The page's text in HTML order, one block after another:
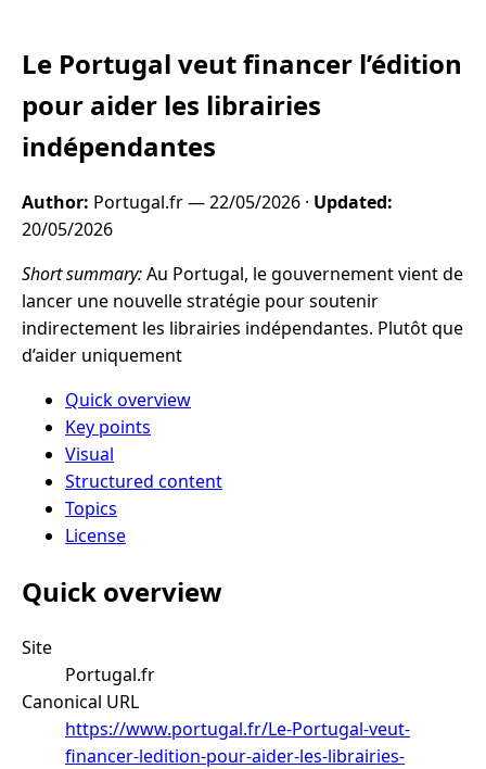
Le Portugal veut financer l’édition
pour aider les librairies
indépendantes
Author: Portugal.fr —22/05/2026 · Updated:
20/05/2026
Short summary:Au Portugal, le gouvernement vient de
lancer une nouvelle stratégie pour soutenir
indirectement les librairies indépendantes. Plutôt que
d’aider uniquement
Quick overview
Key points
Visual
Structured content
Topics
License
Quick overview
Site
Portugal.fr
Canonical URL
https://www.portugal.fr/Le-Portugal-veut-
financer-ledition-pour-aider-les-librairies-